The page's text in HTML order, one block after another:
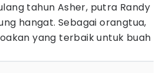
tahun Asher, putra Randy
hangat. Sebagai orangtua,
yang terbaik untuk buah